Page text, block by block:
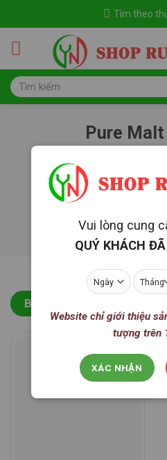
Tìm theo
Tìm
kiếm:
Pure
BÁN CHẠY NHẤT
Vui lòng cung
QUÝ KHÁCH
Website chỉ giới thiệu
tượng trên
XÁC NHẬN